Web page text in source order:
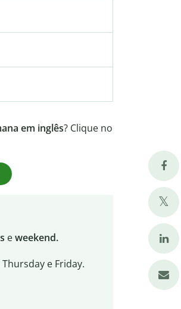
em inglês? Clique no
eweekend.
e Friday.